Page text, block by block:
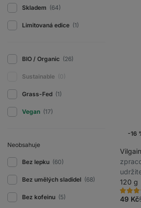
Skladem (64)
Limitovaná edice (1)
BIO / Organic (26)
Sustainable (0)
Grass-Fed (1)
Vegan (17)
Neobsahuje
Bez lepku (60)
Bez umělých sladidel (68)
Bez kofeinu (5)
-16
120 g
4.8/5,
1711
49 Kč